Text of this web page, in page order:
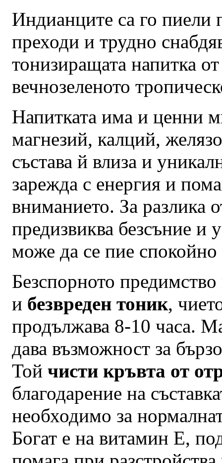
Индианците са го
преходи и трудно
тонизиращата напитка
вечнозеленото
Напитката има и ценни
магнезий, калций,
състава й влиза и
зарежда с енергия и
вниманието. За разлика
предизвиква безсъние и
може да се пие спокойно
Безспорното
и безвреден тоник,
продължава 8-10 часа.
дава възможност за
Той чисти кръвта от
благодарение на
необходимо за
Богат е на витамин Е,